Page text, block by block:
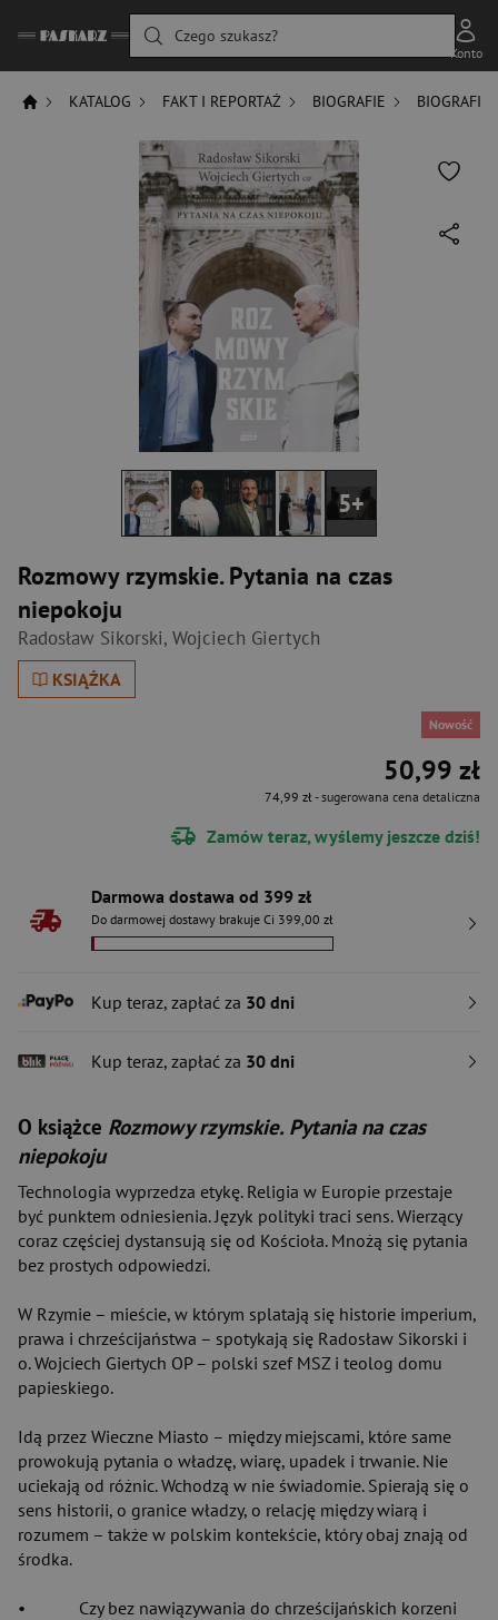
Czego szukasz?
Konto
KATALOG FAKT I REPORTAŻ BIOGRAFIE BIOGRAFIE
Rozmowy rzymskie. Pytania na czas
niepokoju
Radosław Sikorski, Wojciech Giertych
KSIĄŻKA
5+
Nowość
50,99 zł
74,99 zł- sugerowana cena detaliczna
Zamów teraz, wyślemy jeszcze dziś!
Darmowa dostawa od 399 zł
Do darmowej dostawy brakuje Ci 399,00 zł
Kup teraz, zapłać za 30 dni
Kup teraz, zapłać za 30 dni
O książce Rozmowy rzymskie. Pytania na czas
niepokoju
Technologia wyprzedza etykę. Religia w Europie przestaje
być punktem odniesienia. Język polityki traci sens. Wierzący
coraz częściej dystansują się od Kościoła. Mnożą się pytania
bez prostych odpowiedzi.
W Rzymie – mieście, w którym splatają się historie imperium,
prawa i chrześcijaństwa – spotykają się Radosław Sikorski i
o. Wojciech Giertych OP – polski szef MSZ i teolog domu
papieskiego.
Idą przez Wieczne Miasto – między miejscami, które same
prowokują pytania o władzę, wiarę, upadek i trwanie. Nie
uciekają od różnic. Wchodzą w nie świadomie. Spierają się o
sens historii, o granice władzy, o relację między wiarą i
rozumem – także w polskim kontekście, który obaj znają od
środka.
• Czy bez nawiązywania do chrześcijańskich korzeni